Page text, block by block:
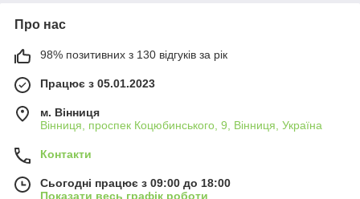
Про нас
98% позитивних з 130 відгуків за рік
Працює з 05.01.2023
м. Вінниця
Вінниця, проспек Коцюбинського, 9, Вінниця, Україна
Контакти
Сьогодні працює з 09:00 до 18:00
Показати весь графік роботи